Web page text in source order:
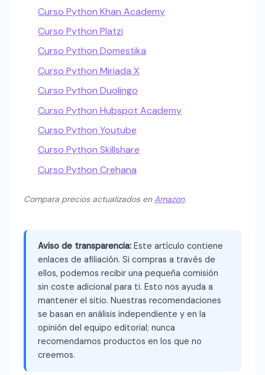
Curso Python Khan Academy
Curso Python Platzi
Curso Python Domestika
Curso Python Miriada X
Curso Python Duolingo
Curso Python Hubspot Academy
Curso Python Youtube
Curso Python Skillshare
Curso Python Crehana
Compara precios actualizados enAmazon.
Aviso de transparencia: Este artículo contiene
enlaces de afiliación. Si compras a través de
ellos, podemos recibir una pequeña comisión
sin coste adicional para ti. Esto nos ayuda a
mantener el sitio. Nuestras recomendaciones
se basan en análisis independiente y en la
opinión del equipo editorial; nunca
recomendamos productos en los que no
creemos.